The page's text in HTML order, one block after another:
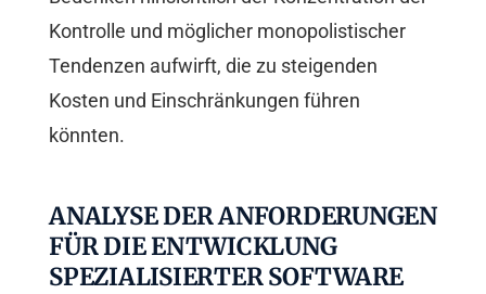
Kontrolle und möglicher monopolistischer
Tendenzen aufwirft, die zu steigenden
Kosten und Einschränkungen führen
könnten.
ANALYSE DER ANFORDERUNGEN
FÜR DIE ENTWICKLUNG
SPEZIALISIERTER SOFTWARE